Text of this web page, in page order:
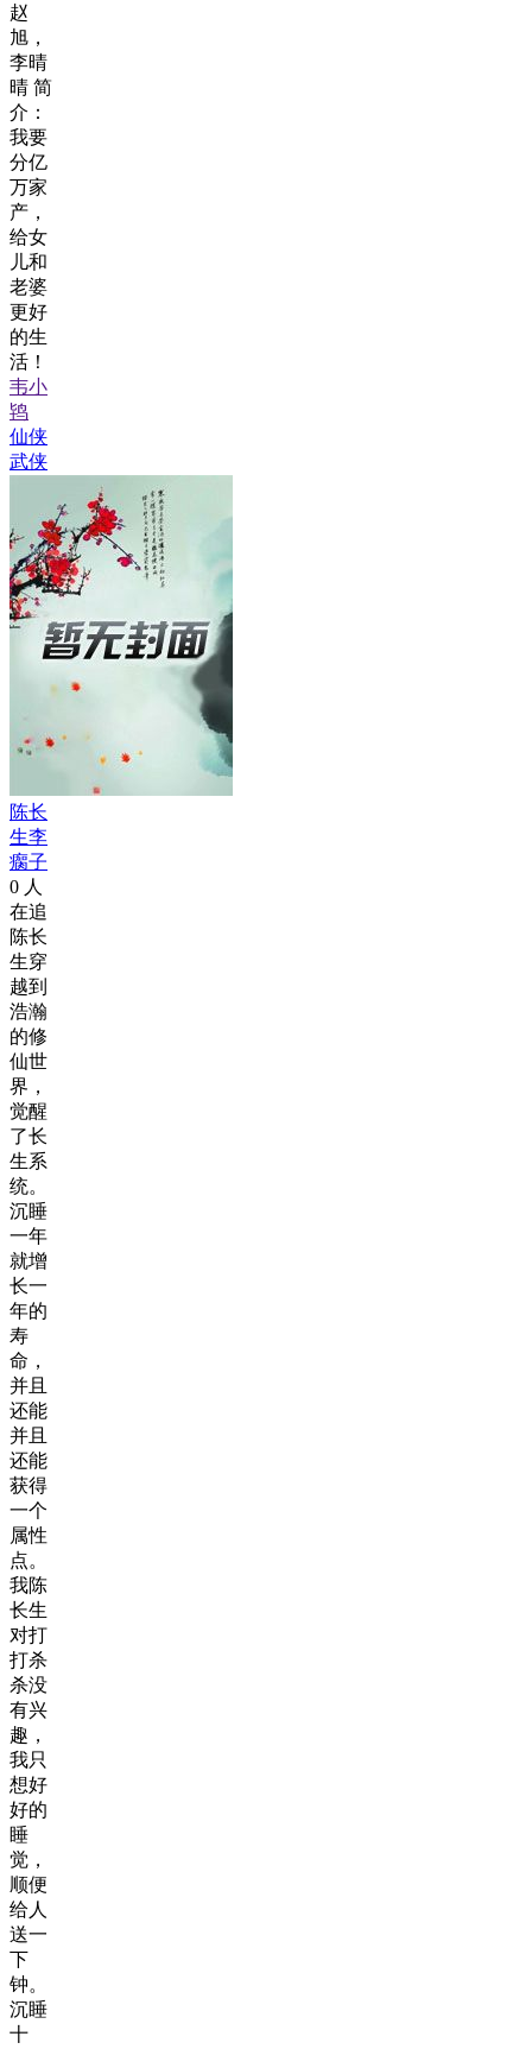
赵
旭，
李晴
晴 简
介：
我要
分亿
万家
产，
给女
儿和
老婆
更好
的生
活！
韦小
鸨
仙侠
武侠
陈长
生李
瘸子
0 人
在追
陈长
生穿
越到
浩瀚
的修
仙世
界，
觉醒
了长
生系
统。
沉睡
一年
就增
长一
年的
寿
命，
并且
还能
并且
还能
获得
一个
属性
点。
我陈
长生
对打
打杀
杀没
有兴
趣，
我只
想好
好的
睡
觉，
顺便
给人
送一
下
钟。
沉睡
十